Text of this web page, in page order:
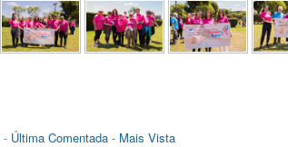
- Última Comentada- Mais Vista